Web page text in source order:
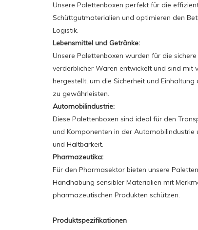
Unsere Palettenboxen perfekt für die
Schüttgutmaterialien und optimieren den
Logistik.
Lebensmittel und Getränke:
Unsere Palettenboxen wurden für die
verderblicher Waren entwickelt und sind mit
hergestellt, um die Sicherheit und
zu gewährleisten.
Automobilindustrie:
Diese Palettenboxen sind ideal für den
und Komponenten in der
und Haltbarkeit.
Pharmazeutika:
Für den Pharmasektor bieten unsere
Handhabung sensibler Materialien mit
pharmazeutischen Produkten schützen.
Produktspezifikationen